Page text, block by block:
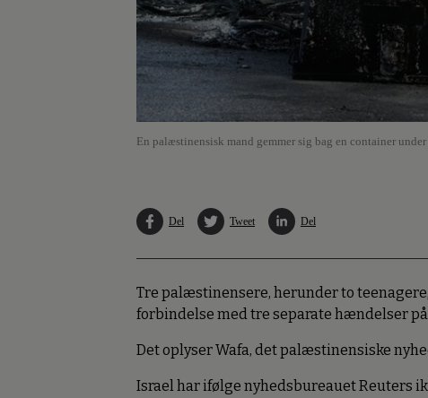
En palæstinensisk mand gemmer sig bag en container
Del Tweet Del
Tre palæstinensere, herunder to
forbindelse med tre separate hændelser
Det oplyser Wafa, det palæstinensiske
Israel har ifølge nyhedsbureauet Reuters